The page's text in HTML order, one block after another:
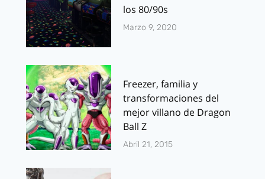
los 80/90s
Marzo 9, 2020
Freezer, familia y
transformaciones del
mejor villano de Dragon
Ball Z
Abril 21, 2015